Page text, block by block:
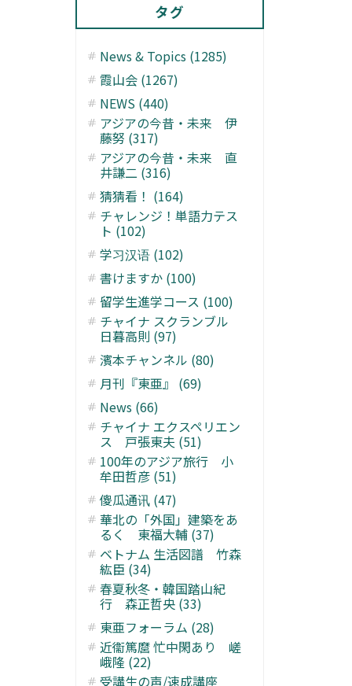
タグ
News & Topics (1285)
霞山会 (1267)
NEWS (440)
アジアの今昔・未来 伊
藤努 (317)
アジアの今昔・未来 直
井謙二 (316)
猜猜看！ (164)
チャレンジ！単語力テス
ト (102)
学习汉语 (102)
書けますか (100)
留学生進学コース (100)
チャイナ スクランブル
日暮高則 (97)
濱本チャンネル (80)
月刊『東亜』 (69)
News (66)
チャイナ エクスペリエン
ス 戸張東夫 (51)
100年のアジア旅行 小
牟田哲彦 (51)
傻瓜通讯 (47)
華北の「外国」建築をあ
るく 東福大輔 (37)
ベトナム 生活図譜 竹森
紘臣 (34)
春夏秋冬・韓国踏山紀
行 森正哲央 (33)
東亜フォーラム (28)
近衞篤麿 忙中閑あり 嵯
峨隆 (22)
受講生の声/速成講座